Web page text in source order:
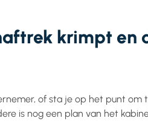
krimpt en
of sta je op het punt
is nog een plan van het